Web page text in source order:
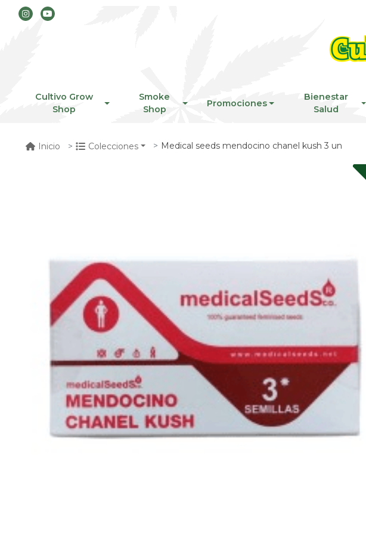
Cultivo Grow
Shop
Smoke
Shop
Promociones
Bienestar
Salud
Inicio Colecciones Medical seeds mendocino chanel kush 3 un